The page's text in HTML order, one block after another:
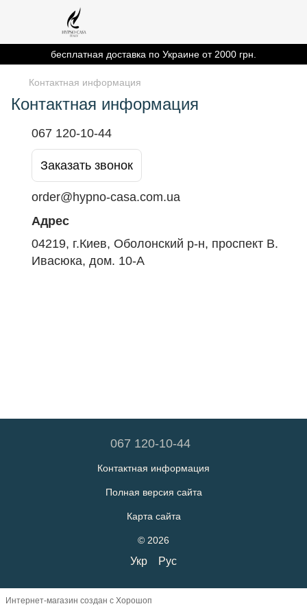
бесплатная доставка по Украине от 2000 грн.
Контактная информация
Контактная информация
067 120-10-44
Заказать звонок
order@hypno-casa.com.ua
Адрес
04219, г.Киев, Оболонский р-н, проспект В.
Ивасюка, дом. 10-А
067 120-10-44
Контактная информация
Полная версия сайта
Карта сайта
© 2026
Укр Рус
Интернет-магазин создан с Хорошоп